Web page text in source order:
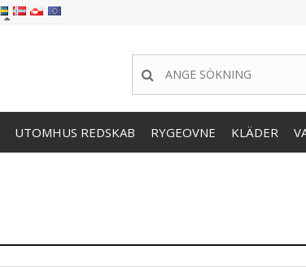
UTOMHUS REDSKAB RYGEOVNE KLÄDER